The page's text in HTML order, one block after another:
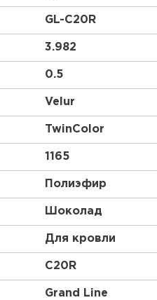
GL-С20R
3.982
0.5
Velur
TwinColor
1165
Полиэфир
Шоколад
Для кровли
C20R
Grand Line